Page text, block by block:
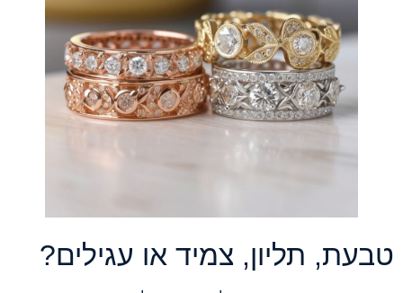
טבעת, תליון, צמיד או עגילים?